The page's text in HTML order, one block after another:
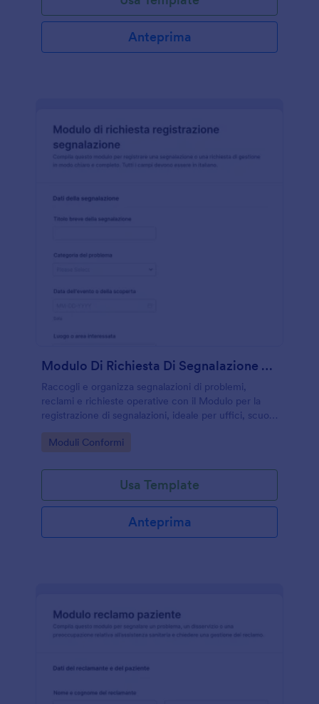
Anteprima
Modulo Di Richiesta Di Segnalazione Problemi
Raccogli e organizza segnalazioni di problemi,
reclami e richieste operative con il Modulo per la
registrazione di segnalazioni, ideale per uffici, scuole
dati e la gestione delle risposte.
Go to Category:
Moduli Conformi
Usa Template
Anteprima